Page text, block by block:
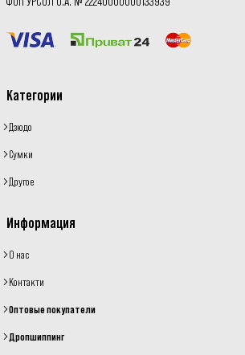
Категории
Дзюдо
Сумки
Другое
Информация
О нас
Контакти
Оптовые покупатели
Дропшиппинг